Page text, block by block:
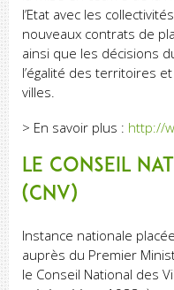
l’Etat avec les
nouveaux contrats de
ainsi que les décisions
l’égalité des territoires
villes.
> En savoir plus : http://
Le Conseil
(CNV)
Instance nationale placée
auprès du Premier
le Conseil National des